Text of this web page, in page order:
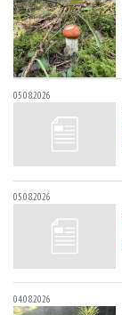
05.08.2026
05.08.2026
04.08.2026